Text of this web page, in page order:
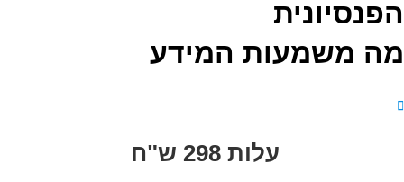
הפנסיונית
מה משמעות המידע
עלות 298 ש"ח